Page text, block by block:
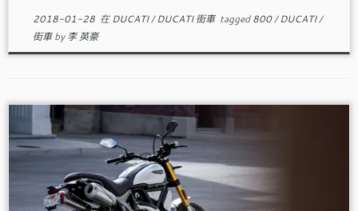
2018-01-28在DUCATI/DUCATI 街車 tagged800/DUCATI/
街車by李 英豪